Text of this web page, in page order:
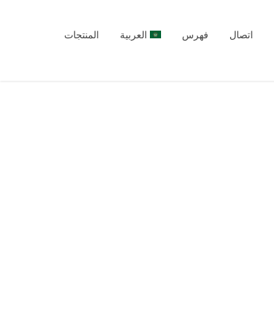
اتصال فهرس العربية المنتجات